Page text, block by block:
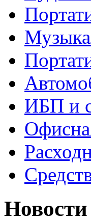
ИБП и
Новости